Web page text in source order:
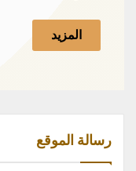
المزيد
رسالة الموقع